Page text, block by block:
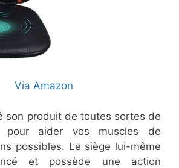
Via Amazon
son produit de toutes sortes de
pour aider vos muscles de
possibles. Le siège lui-même
et possède une action